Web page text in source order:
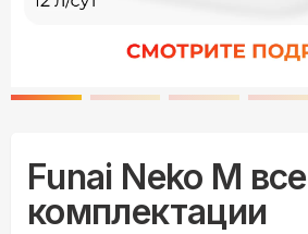
Funai Neko M все
комплектации